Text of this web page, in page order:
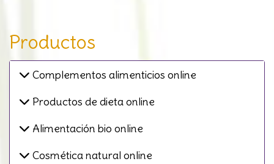
Productos
Complementos alimenticios online
Productos de dieta online
Alimentación bio online
Cosmética natural online